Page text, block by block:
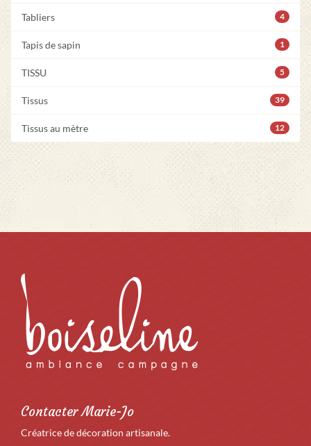
Tabliers 4
Tapis de sapin 1
TISSU 5
Tissus 39
Tissus au mètre 12
Contacter Marie-Jo
Créatrice de décoration artisanale.